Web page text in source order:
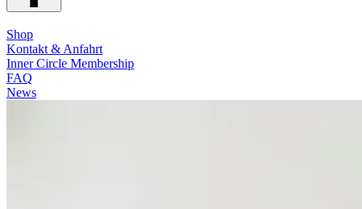
Shop
Kontakt & Anfahrt
Inner Circle Membership
FAQ
News